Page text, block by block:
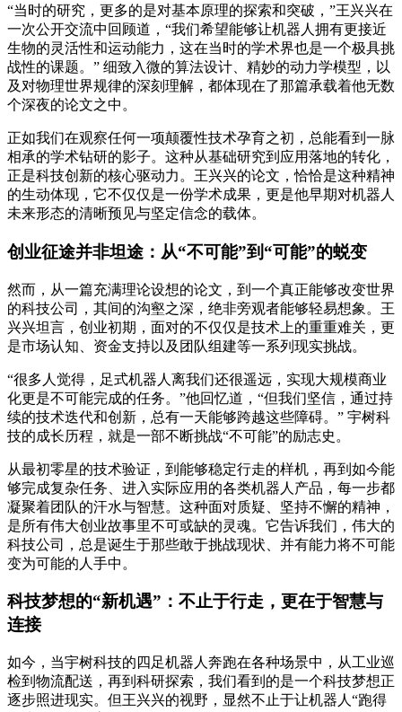
“当时的研究，更多的是对基本原理的探索和突破，”王兴兴在
一次公开交流中回顾道，“我们希望能够让机器人拥有更接近
生物的灵活性和运动能力，这在当时的学术界也是一个极具挑
战性的课题。” 细致入微的算法设计、精妙的动力学模型，以
及对物理世界规律的深刻理解，都体现在了那篇承载着他无数
个深夜的论文之中。
正如我们在观察任何一项颠覆性技术孕育之初，总能看到一脉
相承的学术钻研的影子。这种从基础研究到应用落地的转化，
正是科技创新的核心驱动力。王兴兴的论文，恰恰是这种精神
的生动体现，它不仅仅是一份学术成果，更是他早期对机器人
未来形态的清晰预见与坚定信念的载体。
创业征途并非坦途：从“不可能”到“可能”的蜕变
然而，从一篇充满理论设想的论文，到一个真正能够改变世界
的科技公司，其间的沟壑之深，绝非旁观者能够轻易想象。王
兴兴坦言，创业初期，面对的不仅仅是技术上的重重难关，更
是市场认知、资金支持以及团队组建等一系列现实挑战。
“很多人觉得，足式机器人离我们还很遥远，实现大规模商业
化更是不可能完成的任务。”他回忆道，“但我们坚信，通过持
续的技术迭代和创新，总有一天能够跨越这些障碍。” 宇树科
技的成长历程，就是一部不断挑战“不可能”的励志史。
从最初零星的技术验证，到能够稳定行走的样机，再到如今能
够完成复杂任务、进入实际应用的各类机器人产品，每一步都
凝聚着团队的汗水与智慧。这种面对质疑、坚持不懈的精神，
是所有伟大创业故事里不可或缺的灵魂。它告诉我们，伟大的
科技公司，总是诞生于那些敢于挑战现状、并有能力将不可能
变为可能的人手中。
科技梦想的“新机遇”：不止于行走，更在于智慧与
连接
如今，当宇树科技的四足机器人奔跑在各种场景中，从工业巡
检到物流配送，再到科研探索，我们看到的是一个科技梦想正
逐步照进现实。但王兴兴的视野，显然不止于让机器人“跑得